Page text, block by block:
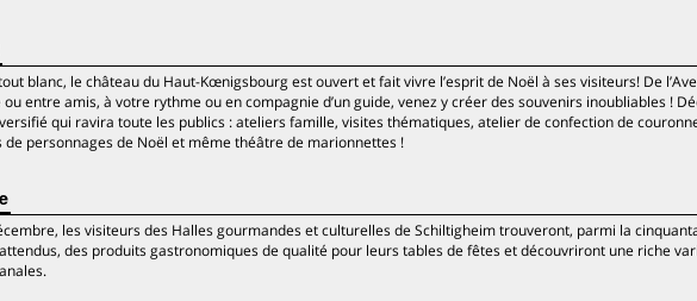
blanc, le château du Haut-Kœnigsbourg est ouvert et fait vivre l’esprit de Noël à ses visiteurs! De
entre amis, à votre rythme ou en compagnie d’un guide, venez y créer des souvenirs inoubliables !
qui ravira toute les publics : ateliers famille, visites thématiques, atelier de confection de
de personnages de Noël et même théâtre de marionnettes !
les visiteurs des Halles gourmandes et culturelles de Schiltigheim trouveront, parmi la
des produits gastronomiques de qualité pour leurs tables de fêtes et découvriront une riche